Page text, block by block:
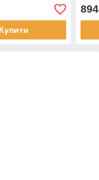
Купити
894